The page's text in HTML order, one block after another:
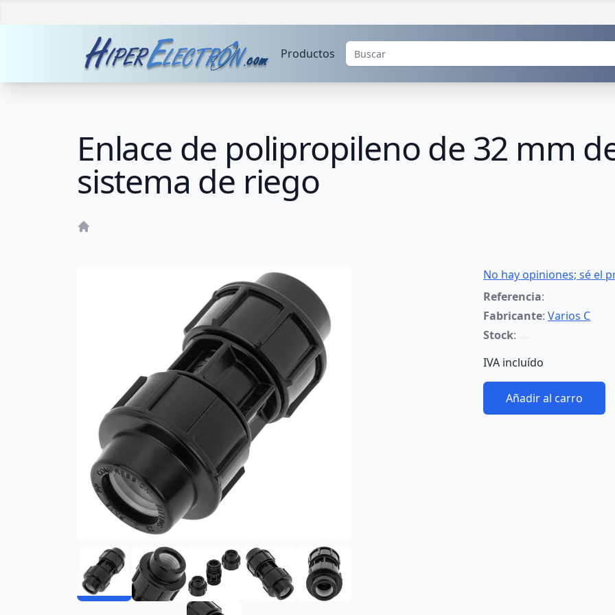
Productos
Enlace de polipropileno de 32 mm
sistema de riego
No hay opiniones; sé el
Referencia:
Fabricante: Varios C
Stock:
IVA incluído
Añadir al carro